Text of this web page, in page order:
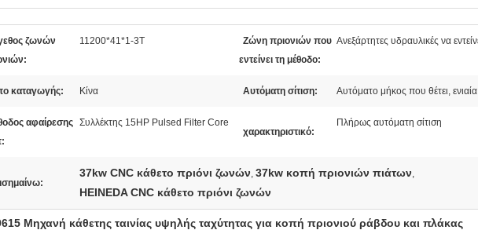
ζωνών
11200*41*1-3T
Ζώνη πριονιών που
εντείνει τη μέθοδο:
Ανεξάρτητες υδραυλικές να
καταγωγής: Κίνα Αυτόματη σίτιση: Αυτόματο μήκος που θέτει,
αφαίρεσης Συλλέκτης 15HP Pulsed Filter Core
χαρακτηριστικό:
Πλήρως αυτόματη σίτιση
37kw CNC κάθετο πριόνι ζωνών, 37kw κοπή πριονιών πιάτων,
HEINEDA CNC κάθετο πριόνι ζωνών
Μηχανή κάθετης ταινίας υψηλής ταχύτητας για κοπή πριονιού ράβδου και πλάκας